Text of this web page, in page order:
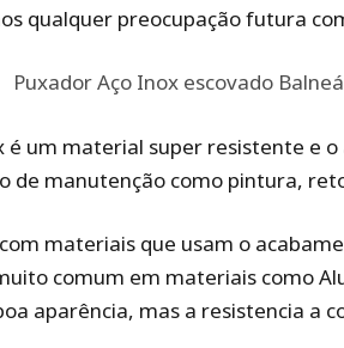
qualquer preocupação futura
é um material super resistente e
de manutenção como pintura,
materiais que usam o
comum em materiais como
aparência, mas a resistencia a